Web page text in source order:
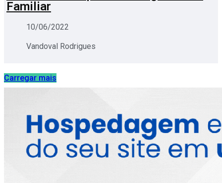
Familiar
10/06/2022
Vandoval Rodrigues
Carregar mais